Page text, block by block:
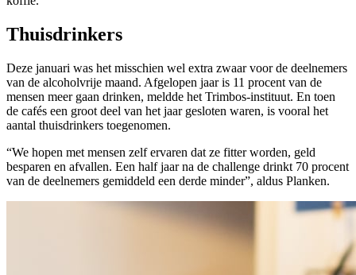
Thuisdrinkers
Deze januari was het misschien wel extra zwaar voor de deelnemers
van de alcoholvrije maand. Afgelopen jaar is 11 procent van de
mensen meer gaan drinken, meldde het Trimbos-instituut. En toen
de cafés een groot deel van het jaar gesloten waren, is vooral het
aantal thuisdrinkers toegenomen.
“We hopen met mensen zelf ervaren dat ze fitter worden, geld
besparen en afvallen. Een half jaar na de challenge drinkt 70 procent
van de deelnemers gemiddeld een derde minder”, aldus Planken.